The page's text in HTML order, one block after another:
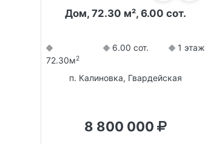
Дом, 72.30 м², 6.00 сот.
72.30м2
6.00 сот. 1 этаж
п. Калиновка, Гвардейская
8 800 000